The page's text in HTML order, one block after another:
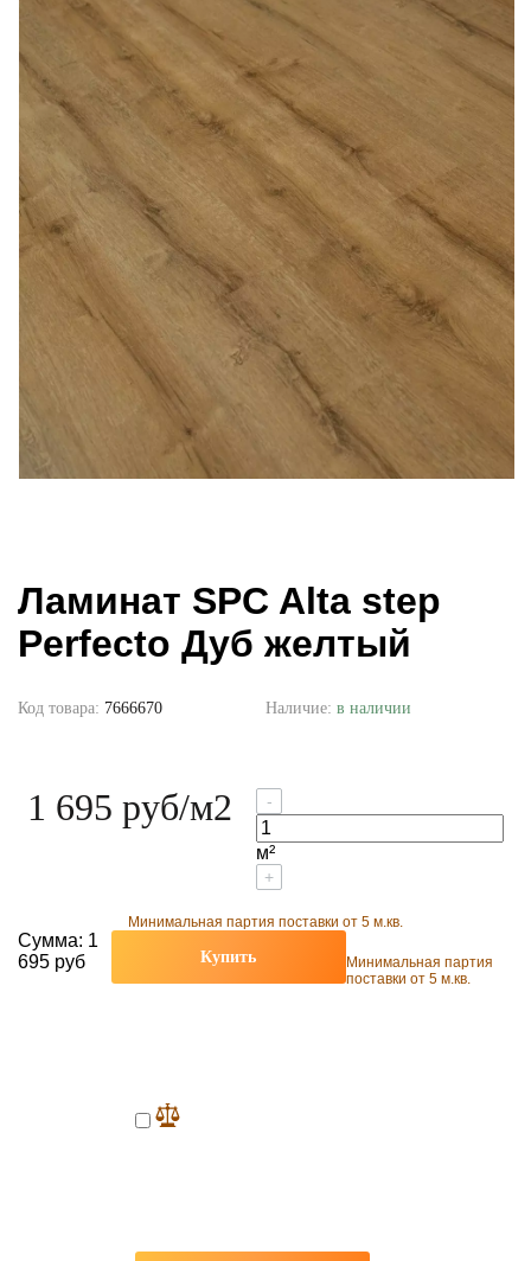
Ламинат SPC Alta step
Perfecto Дуб желтый
Код товара: 7666670 Наличие: в наличии
1 695 руб/м2 -
м²
+
Минимальная партия поставки от 5 м.кв.
Сумма: 1
695 руб
Купить
Минимальная партия
поставки от 5 м.кв.